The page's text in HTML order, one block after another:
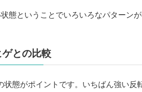
態ということでいろいろなパターンが
との比較
状態がポイントです。いちばん強い反